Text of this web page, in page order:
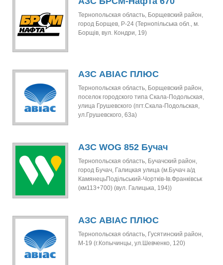
Тернопольская область, Борщевский район,
город Борщев, Р-24 (Тернопільська обл., м.
Борщів, вул. Кондри, 19)
АЗС АВІАС ПЛЮС
Тернопольская область, Борщевский район,
поселок городского типа Скала-Подольская,
улица Грушевского (пгт.Скала-Подольская,
ул.Грушевского, 63а)
АЗС WOG 852 Бучач
Тернопольская область, Бучачский район,
город Бучач, Галицкая улица (м.Бучач а/д
КамянецьПодільський-Чортків-Ів.Франківськ
(км113+700) (вул. Галицька, 194))
АЗС АВІАС ПЛЮС
Тернопольская область, Гусятинский район,
М-19 (г.Копычинцы, ул.Шевченко, 120)